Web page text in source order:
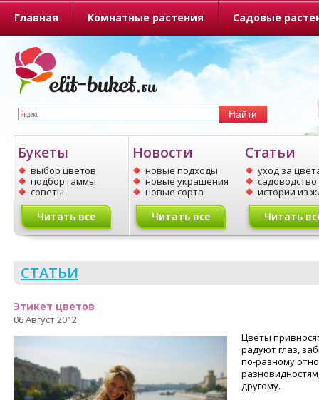
Главная Комнатные растения Садовые
О портале
Букеты
выбор цветов
подбор гаммы
советы
Читать все
Новости
новые подходы
новые украшения
новые сорта
Читать все
Статьи
уход за
садоводство
истории из
Читать
СТАТЬИ
Этикет цветов
06 Август 2012
Цветы
радуют глаз,
по-разному
другому.